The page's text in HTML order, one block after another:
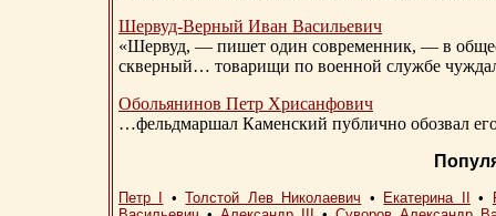
Шервуд-Верный Иван Васильевич
«Шервуд, — пишет один современник, — в
скверный… товарищи по военной службе
Обольянинов Петр Хрисанфович
…фельдмаршал Каменский публично обозвал
Петр I •Толстой Лев Николаевич • Екатерина II •